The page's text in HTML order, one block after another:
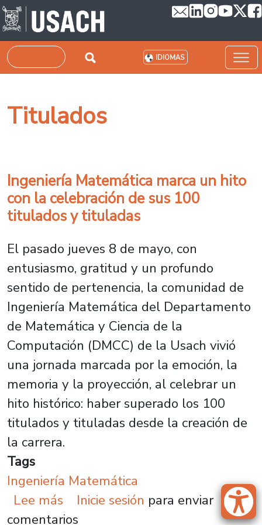
Pasar al contenido principal
Buscar IDIOMAS
Titulados
Ingeniería Matemática marca un hito
con la celebración de sus 100
titulados y tituladas
El pasado jueves 8 de mayo, con
entusiasmo, gratitud y un profundo
sentido de pertenencia, la comunidad de
Ingeniería Matemática del Departamento
de Matemática y Ciencia de la
Computación (DMCC) de la Usach vivió
una jornada marcada por la emoción, la
memoria y la proyección, al celebrar un
hito histórico: haber superado los 100
titulados y tituladas desde la creación de
la carrera.
Tags
Ingeniería Matemática
Lee más sobre Ingeniería Matemática
Inicie sesión para enviar
comentarios